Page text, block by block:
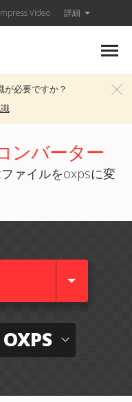
Video 詳細
が必要ですか？
ンバーター
ァイルをoxpsに変
OXPS